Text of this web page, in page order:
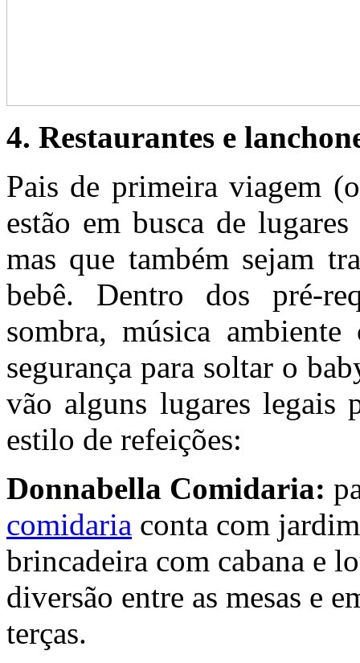
4. Restaurantes e
Pais de primeira viagem
estão em busca de
mas que também sejam
bebê. Dentro dos pré-
sombra, música
segurança para soltar o
vão alguns lugares legais
estilo de refeições:
Donnabella Comidaria:
comidaria conta com
brincadeira com cabana e
diversão entre as mesas e
terças.